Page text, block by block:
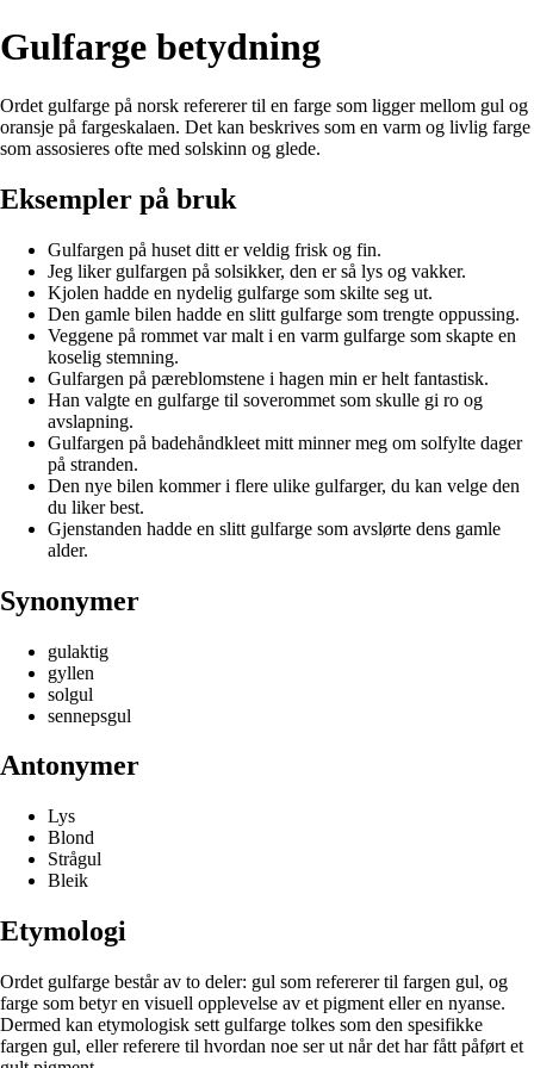
Gulfarge betydning
Ordet gulfarge på norsk refererer til en farge som ligger mellom gul og
oransje på fargeskalaen. Det kan beskrives som en varm og livlig farge
som assosieres ofte med solskinn og glede.
Eksempler på bruk
Gulfargen på huset ditt er veldig frisk og fin.
Jeg liker gulfargen på solsikker, den er så lys og vakker.
Kjolen hadde en nydelig gulfarge som skilte seg ut.
Den gamle bilen hadde en slitt gulfarge som trengte oppussing.
Veggene på rommet var malt i en varm gulfarge som skapte en
koselig stemning.
Gulfargen på pæreblomstene i hagen min er helt fantastisk.
Han valgte en gulfarge til soverommet som skulle gi ro og
avslapning.
Gulfargen på badehåndkleet mitt minner meg om solfylte dager
på stranden.
Den nye bilen kommer i flere ulike gulfarger, du kan velge den
du liker best.
Gjenstanden hadde en slitt gulfarge som avslørte dens gamle
alder.
Synonymer
gulaktig
gyllen
solgul
sennepsgul
Antonymer
Lys
Blond
Strågul
Bleik
Etymologi
Ordet gulfarge består av to deler: gul som refererer til fargen gul, og
farge som betyr en visuell opplevelse av et pigment eller en nyanse.
Dermed kan etymologisk sett gulfarge tolkes som den spesifikke
fargen gul, eller referere til hvordan noe ser ut når det har fått påført et